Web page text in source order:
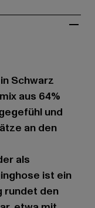
Schwarz
aus 64%
und
an den
als
ist ein
rundet den